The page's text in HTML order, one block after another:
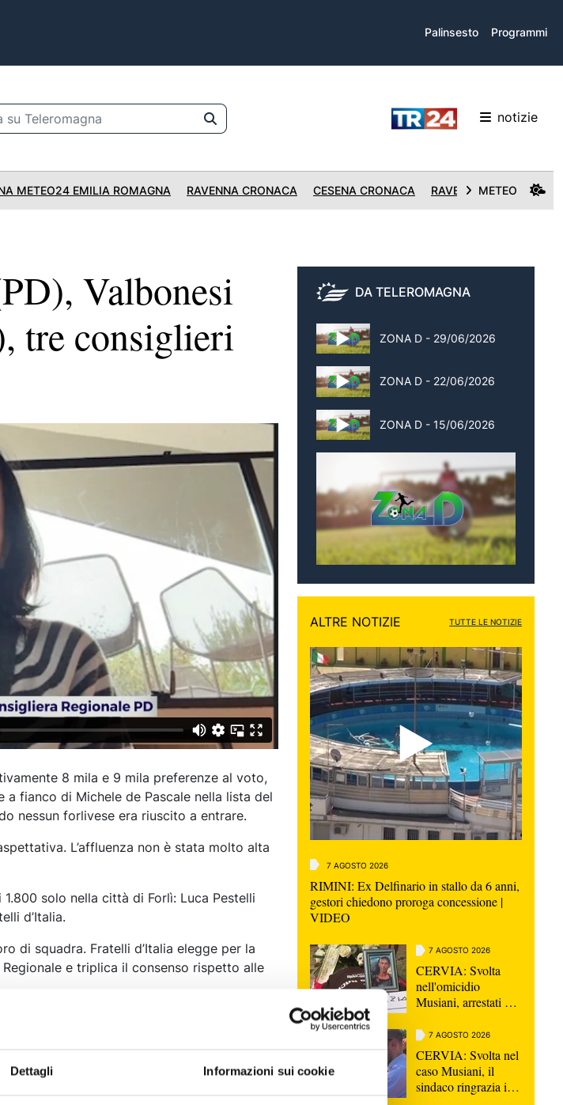
Dettagli Informazioni sui cookie
Palinsesto Programmi
notizie
METEO24 EMILIA ROMAGNA RAVENNA CRONACA CESENA CRONACA RAVENNA CRONACA
METEO
Valbonesi
tre consiglieri
8 mila e 9 mila preferenze al voto,
fianco di Michele de Pascale nella lista del
nessun forlivese era riuscito a entrare.
L’affluenza non è stata molto alta
solo nella città di Forlì: Luca Pestelli
d’Italia.
di squadra. Fratelli d’Italia elegge per la
e triplica il consenso rispetto alle
DA TELEROMAGNA
ZONA D - 29/06/2026
ZONA D - 22/06/2026
ZONA D - 15/06/2026
ALTRE NOTIZIE TUTTE LE NOTIZIE
7 AGOSTO 2026
RIMINI: Ex Delfinario in stallo da 6 anni,
gestori chiedono proroga concessione |
VIDEO
7 AGOSTO 2026
CERVIA: Svolta
nell'omicidio
Musiani, arrestati 4
7 AGOSTO 2026
CERVIA: Svolta nel
caso Musiani, il
sindaco ringrazia i